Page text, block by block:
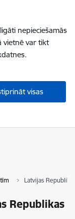
nepieciešamās
vietnē var tikt
visas
Latvijas
Republikas